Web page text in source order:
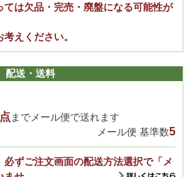
ては欠品・完売・廃盤になる可能性が
えください。
配送・送料
までメール便で送れます
メール便 基準数5
必ずご注文画面の配送方法選択で「メ